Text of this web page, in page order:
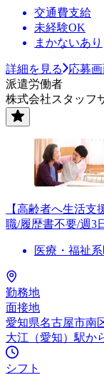
交通費支給
未経験OK
まかないあり
詳細を見る
応募
派遣労働者
株式会社スタッフ
【高齢者へ生活
職/履歴書不要/週3
医療・福祉系
勤務地
面接地
愛知県名古屋市南
大江（愛知）駅か
シフト